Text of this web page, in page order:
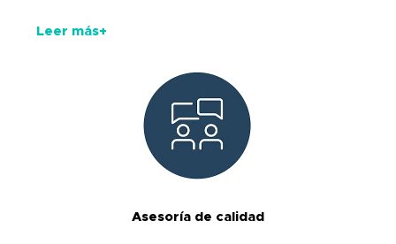
Leer más+
Asesoría de calidad